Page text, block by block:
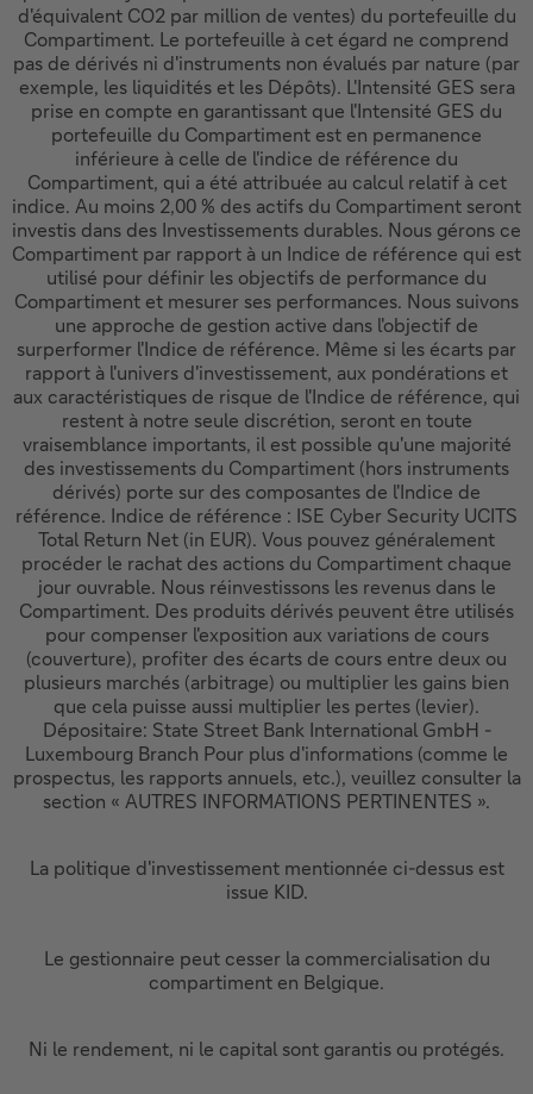
d'équivalent CO2 par million de ventes) du portefeuille du
Compartiment. Le portefeuille à cet égard ne comprend
pas de dérivés ni d'instruments non évalués par nature (par
exemple, les liquidités et les Dépôts). L'Intensité GES sera
prise en compte en garantissant que l'Intensité GES du
portefeuille du Compartiment est en permanence
inférieure à celle de l'indice de référence du
Compartiment, qui a été attribuée au calcul relatif à cet
indice. Au moins 2,00 % des actifs du Compartiment seront
investis dans des Investissements durables. Nous gérons ce
Compartiment par rapport à un Indice de référence qui est
utilisé pour définir les objectifs de performance du
Compartiment et mesurer ses performances. Nous suivons
une approche de gestion active dans l'objectif de
surperformer l'Indice de référence. Même si les écarts par
rapport à l'univers d'investissement, aux pondérations et
aux caractéristiques de risque de l'Indice de référence, qui
restent à notre seule discrétion, seront en toute
vraisemblance importants, il est possible qu'une majorité
des investissements du Compartiment (hors instruments
dérivés) porte sur des composantes de l'Indice de
référence. Indice de référence : ISE Cyber Security UCITS
Total Return Net (in EUR). Vous pouvez généralement
procéder le rachat des actions du Compartiment chaque
jour ouvrable. Nous réinvestissons les revenus dans le
Compartiment. Des produits dérivés peuvent être utilisés
pour compenser l'exposition aux variations de cours
(couverture), profiter des écarts de cours entre deux ou
plusieurs marchés (arbitrage) ou multiplier les gains bien
que cela puisse aussi multiplier les pertes (levier).
Dépositaire: State Street Bank International GmbH -
Luxembourg Branch Pour plus d'informations (comme le
prospectus, les rapports annuels, etc.), veuillez consulter la
section « AUTRES INFORMATIONS PERTINENTES ».
La politique d'investissement mentionnée ci-dessus est
issue KID.
Le gestionnaire peut cesser la commercialisation du
compartiment en Belgique.
Ni le rendement, ni le capital sont garantis ou protégés.